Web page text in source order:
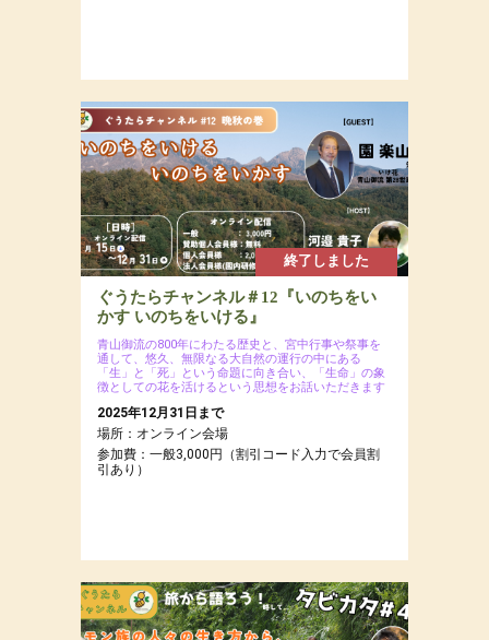
終了しました
ぐうたらチャンネル＃12『いのちをい
かす いのちをいける』
青山御流の800年にわたる歴史と、宮中行事や祭事を
通して、悠久、無限なる大自然の運行の中にある
「生」と「死」という命題に向き合い、「生命」の象
徴としての花を活けるという思想をお話いただきます
2025年12月31日まで
場所：オンライン会場
参加費：一般3,000円（割引コード入力で会員割
引あり）